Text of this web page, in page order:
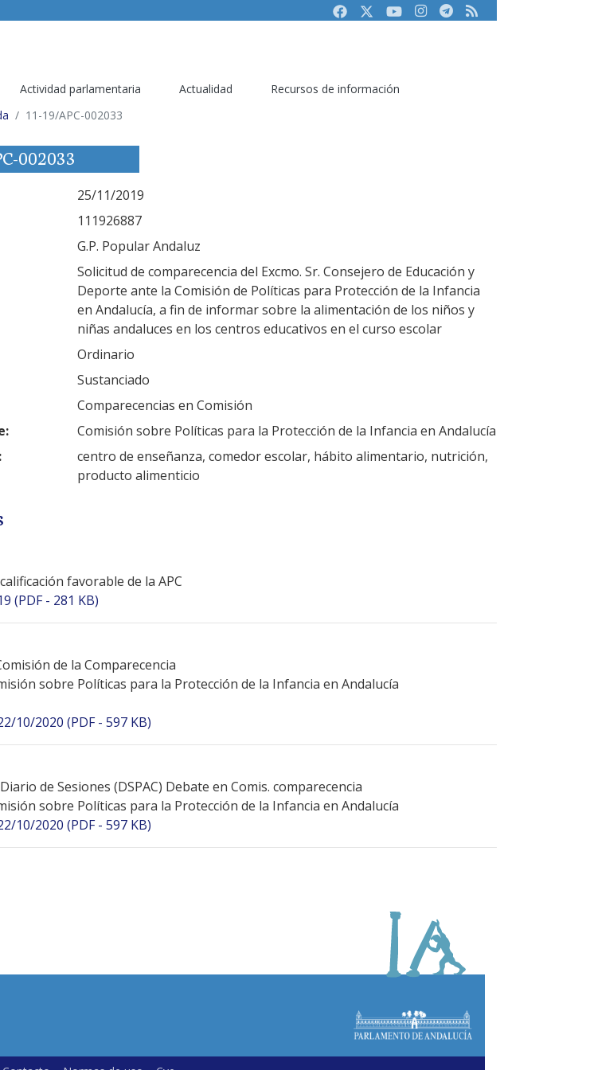
FacebookTwitterYoutubeInstagram
Telegram
RSS
Actividad parlamentaria Actualidad
Recursos de información
11-19/APC-002033
002033
25/11/2019
111926887
G.P. Popular Andaluz
Solicitud de comparecencia del Excmo. Sr. Consejero de Educación y
Deporte ante la Comisión de Políticas para Protección de la Infancia
en Andalucía, a fin de informar sobre la alimentación de los niños y
niñas andaluces en los centros educativos en el curso escolar
Ordinario
Sustanciado
Comparecencias en Comisión
Comisión sobre Políticas para la Protección de la Infancia en Andalucía
centro de enseñanza, comedor escolar, hábito alimentario, nutrición,
producto alimenticio
favorable de la APC
(PDF - 281 KB)
de la Comparecencia
sobre Políticas para la Protección de la Infancia en Andalucía
10/2020 (PDF - 597 KB)
de Sesiones (DSPAC) Debate en Comis. comparecencia
sobre Políticas para la Protección de la Infancia en Andalucía
10/2020 (PDF - 597 KB)